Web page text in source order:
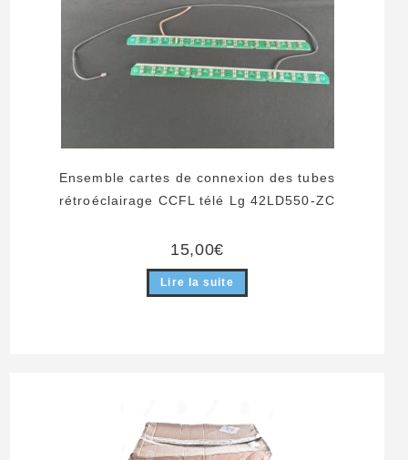
Ensemble cartes de connexion des tubes
rétroéclairage CCFL télé Lg 42LD550-ZC
15,00€
Lire la suite